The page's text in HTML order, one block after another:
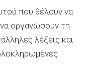
που θέλουν να
οργανώσουν τη
λέξεις και